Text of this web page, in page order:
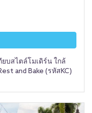
บสไตล์โมเดิร์น ใกล้
and Bake (รหัสKC)